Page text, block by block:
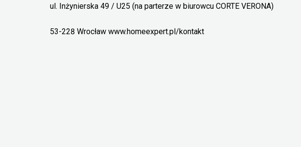
ul. Inżynierska 49 / U25 (na parterze w biurowcu CORTE VERONA)
53-228 Wrocław www.homeexpert.pl/kontakt